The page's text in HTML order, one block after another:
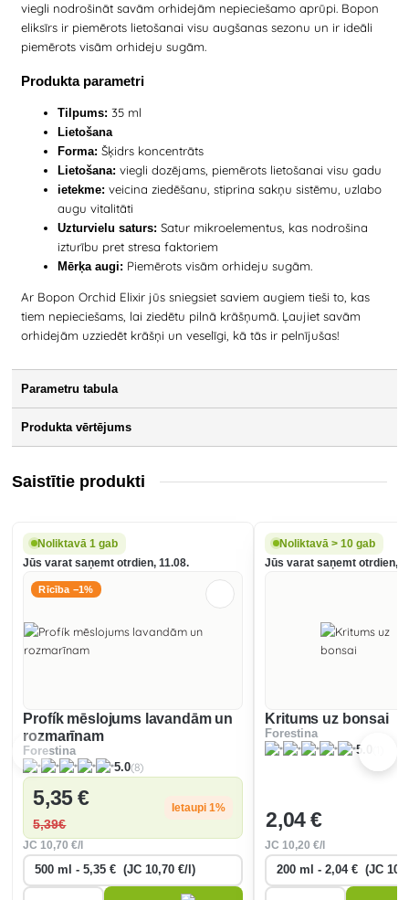
viegli nodrošināt savām orhidejām nepieciešamo aprūpi. Bopon
eliksīrs ir piemērots lietošanai visu augšanas sezonu un ir ideāli
piemērots visām orhideju sugām.
Produkta parametri
Tilpums: 35 ml
Lietošana
Forma: Šķidrs koncentrāts
Lietošana: viegli dozējams, piemērots lietošanai visu gadu
ietekme: veicina ziedēšanu, stiprina sakņu sistēmu, uzlabo
augu vitalitāti
Uzturvielu saturs: Satur mikroelementus, kas nodrošina
izturību pret stresa faktoriem
Mērķa augi: Piemērots visām orhideju sugām.
Ar Bopon Orchid Elixir jūs sniegsiet saviem augiem tieši to, kas
tiem nepieciešams, lai ziedētu pilnā krāšņumā. Ļaujiet savām
orhidejām uzziedēt krāšņi un veselīgi, kā tās ir pelnījušas!
Parametru tabula
Produkta vērtējums
Saistītie produkti
Noliktavā 1 gab
Jūs varat saņemt otrdien, 11.08.
Rīcība −1%
Profík mēslojums lavandām un
rozmarīnam
Forestina
5.0(8)
5,35 €
5,39€
Ietaupi 1%
JC10,70 €/l
Noliktavā > 10 gab
Jūs varat saņemt otrdien,
Kritums uz bonsai
Forestina
5.0
2,04 €
JC10,20 €/l